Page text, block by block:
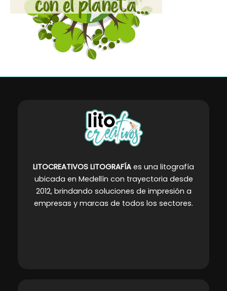
LITOCREATIVOS LITOGRAFÍA es una litografía
ubicada en Medellín con trayectoria desde
2012, brindando soluciones de impresión a
empresas y marcas de todos los sectores.